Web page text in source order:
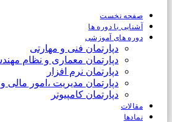
صفحه نخست
آشنایی با دوره ها
دوره های آموزشی
دپارتمان فنی و مهارتی
دپارتمان معماری و نظام
دپارتمان نرم افزار
دپارتمان مدیریت ،امور مالی
دپارتمان کامپیوتر
مقالات
نمادها